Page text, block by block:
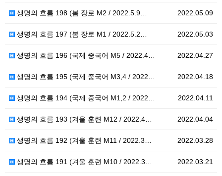
2022.05.09
생명의 흐름 198 (봄 장로 M2 / 2022.5.9…
2022.05.03
생명의 흐름 197 (봄 장로 M1 / 2022.5.2…
2022.04.27
생명의 흐름 196 (국제 중국어 M5 / 2022.4…
2022.04.18
생명의 흐름 195 (국제 중국어 M3,4 / 2022…
2022.04.11
생명의 흐름 194 (국제 중국어 M1,2 / 2022…
2022.04.04
생명의 흐름 193 (겨울 훈련 M12 / 2022.4…
2022.03.28
생명의 흐름 192 (겨울 훈련 M11 / 2022.3…
2022.03.21
생명의 흐름 191 (겨울 훈련 M10 / 2022.3…